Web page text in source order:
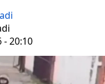
- 20:10